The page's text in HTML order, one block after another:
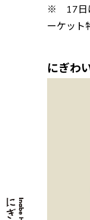
※ 17日は
ーケット
にぎわ